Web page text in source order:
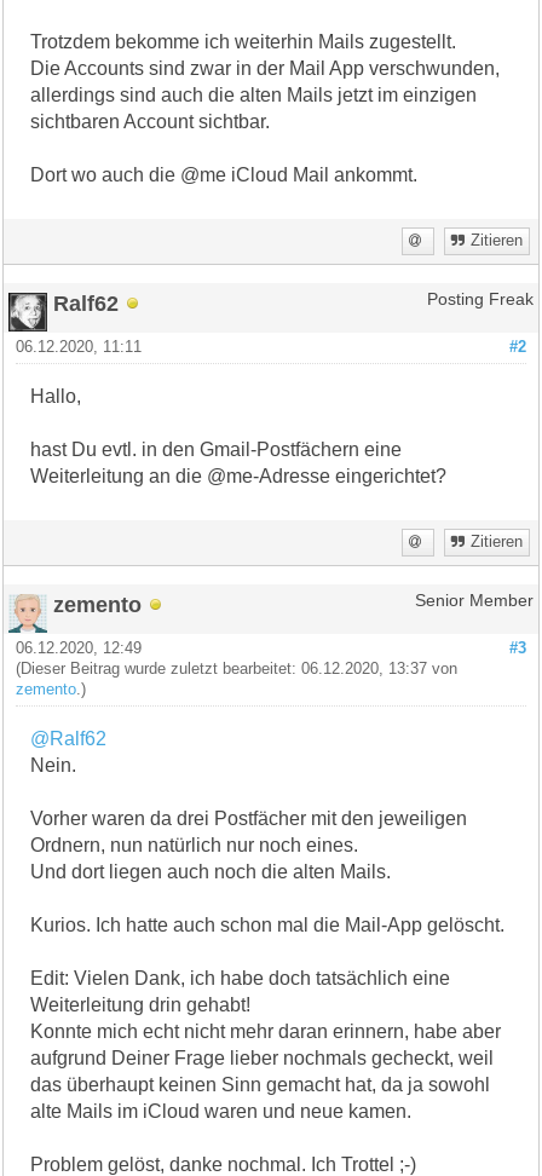
Trotzdem bekomme ich weiterhin Mails zugestellt.
Die Accounts sind zwar in der Mail App verschwunden,
allerdings sind auch die alten Mails jetzt im einzigen
sichtbaren Account sichtbar.
Dort wo auch die @me iCloud Mail ankommt.
Zitieren
Ralf62 Posting Freak
#2
06.12.2020, 11:11
Hallo,
hast Du evtl. in den Gmail-Postfächern eine
Weiterleitung an die @me-Adresse eingerichtet?
Zitieren
zemento Senior Member
#3
06.12.2020, 12:49
(Dieser Beitrag wurde zuletzt bearbeitet: 06.12.2020, 13:37 von
zemento .)
@Ralf62
Nein.
Vorher waren da drei Postfächer mit den jeweiligen
Ordnern, nun natürlich nur noch eines.
Und dort liegen auch noch die alten Mails.
Kurios. Ich hatte auch schon mal die Mail-App gelöscht.
Edit: Vielen Dank, ich habe doch tatsächlich eine
Weiterleitung drin gehabt!
Konnte mich echt nicht mehr daran erinnern, habe aber
aufgrund Deiner Frage lieber nochmals gecheckt, weil
das überhaupt keinen Sinn gemacht hat, da ja sowohl
alte Mails im iCloud waren und neue kamen.
Problem gelöst, danke nochmal. Ich Trottel ;-)